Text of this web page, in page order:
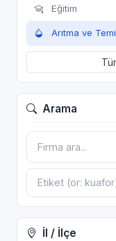
Eğitim
Arıtma ve
Arama
İl / İlçe